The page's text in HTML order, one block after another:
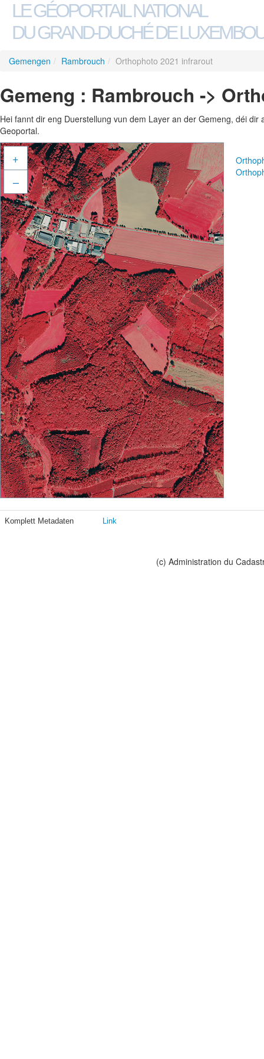
LE GÉOPORTAIL NATIONAL
DU GRAND-DUCHÉ DE
Gemengen / Rambrouch / Orthophoto 2021 infrarout
Gemeng : Rambrouch ->
Hei fannt dir eng Duerstellung vun dem Layer an der Gemeng, déi
Geoportal.
+
–
Komplett Metadaten Link
(c) Administration du